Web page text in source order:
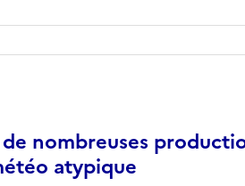
nombreuses
atypique